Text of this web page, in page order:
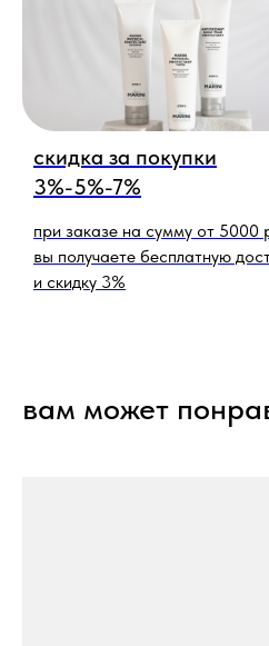
скидка за покупки
3%-5%-7%
при заказе на сумму от 5000
вы получаете бесплатную
и скидку 3%
вам может